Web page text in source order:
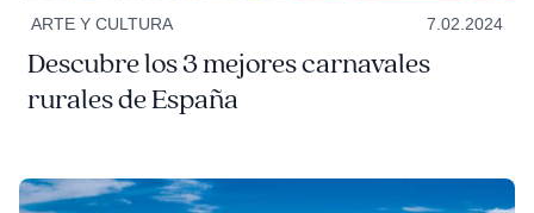
ARTE Y CULTURA 7.02.2024
Descubre los 3 mejores carnavales
rurales de España